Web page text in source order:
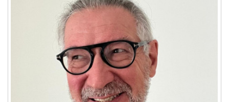
Playback Rate
Chapters
Chapters
Descriptions
descriptions off, selected
Subtitles
subtitles settings, opens subtitles